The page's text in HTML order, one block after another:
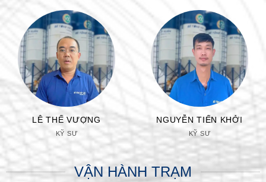
LÊ THẾ VƯỢNG
KỸ SƯ
NGUYỄN TIẾN KHỞI
KỸ SƯ
VẬN HÀNH TRẠM